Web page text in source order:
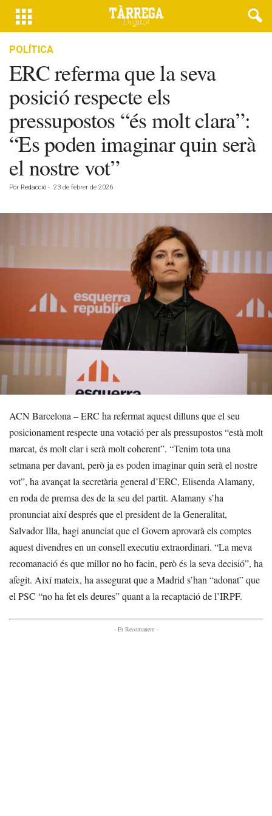
POLÍTICA
ERC referma que la seva
posició respecte els
pressupostos “és molt clara”:
“Es poden imaginar quin serà
el nostre vot”
Por Redacció - 23 de febrer de 2026
ACN Barcelona – ERC ha refermat aquest dilluns que el seu
posicionament respecte una votació per als pressupostos “està molt
marcat, és molt clar i serà molt coherent”. “Tenim tota una
setmana per davant, però ja es poden imaginar quin serà el nostre
vot”, ha avançat la secretària general d’ERC, Elisenda Alamany,
en roda de premsa des de la seu del partit. Alamany s’ha
pronunciat així després que el president de la Generalitat,
Salvador Illa, hagi anunciat que el Govern aprovarà els comptes
aquest divendres en un consell executiu extraordinari. “La meva
recomanació és que millor no ho facin, però és la seva decisió”, ha
afegit. Així mateix, ha assegurat que a Madrid s’han “adonat” que
el PSC “no ha fet els deures” quant a la recaptació de l’IRPF.
- Et Recomanem -